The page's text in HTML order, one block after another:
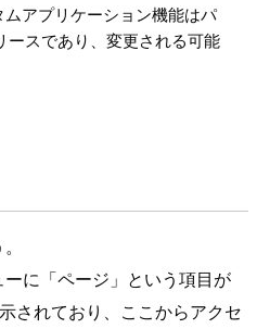
アプリケーション機能はパ
ースであり、変更される可能
に「ページ」という項目が
されており、ここからアクセ